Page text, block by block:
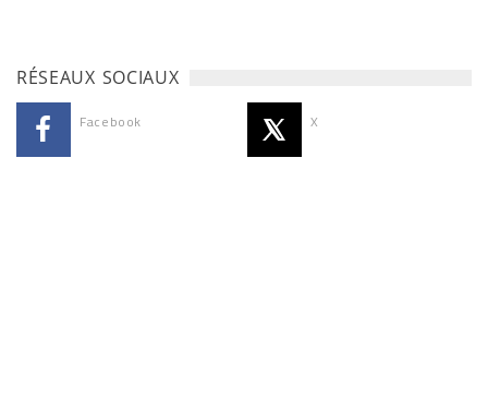
RÉSEAUX SOCIAUX
Facebook X